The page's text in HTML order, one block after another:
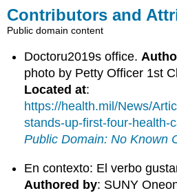
Contributors and
Public domain content
Doctoru2019s office.
photo by Petty Officer 1st
Located at:
https://health.mil/News/
stands-up-first-four-health-
Public Domain: No Known
En contexto: El verbo
Authored by: SUNY